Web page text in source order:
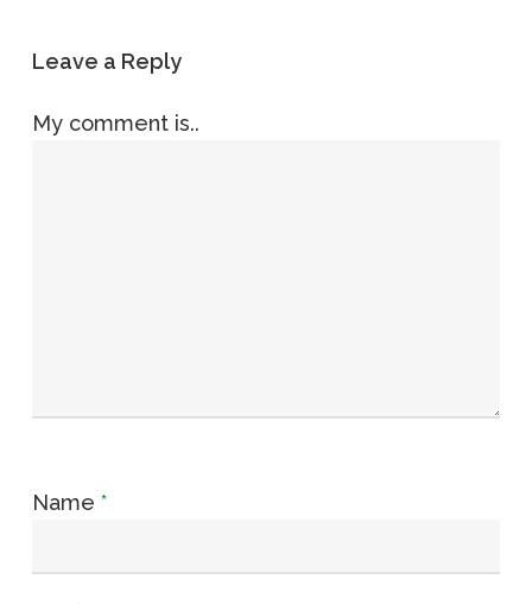
Leave a Reply
My comment is..
Name *